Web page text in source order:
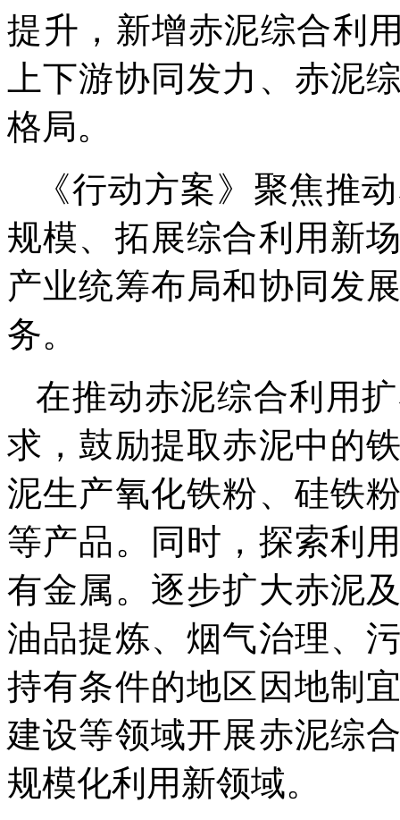
提升，新增赤泥综合利
上下游协同发力、赤泥
格局。
《行动方案》聚焦推
规模、拓展综合利用新
产业统筹布局和协同发
务。
在推动赤泥综合利用
求，鼓励提取赤泥中的
泥生产氧化铁粉、硅铁
等产品。同时，探索利
有金属。逐步扩大赤泥
油品提炼、烟气治理、
持有条件的地区因地制
建设等领域开展赤泥综
规模化利用新领域。